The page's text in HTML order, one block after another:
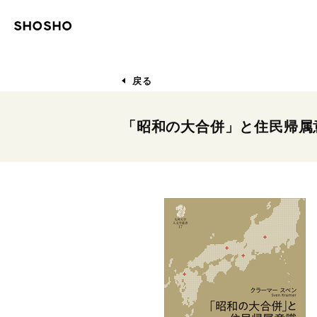
戻る
「昭和の大合併」と住民帰